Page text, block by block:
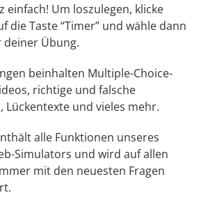
einfach! Um loszulegen, klicke
die Taste “Timer” und wähle dann
deiner Übung.
beinhalten Multiple-Choice-
richtige und falsche
Lückentexte und vieles mehr.
alle Funktionen unseres
Simulators und wird auf allen
mit den neuesten Fragen